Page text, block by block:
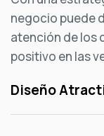
negocio puede
atención de los
positivo en las
Diseño